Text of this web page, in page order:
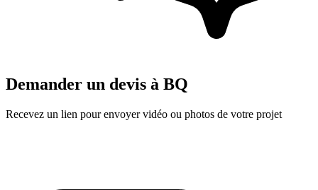
Demander un devis à BQ
Recevez un lien pour envoyer vidéo ou photos de votre projet